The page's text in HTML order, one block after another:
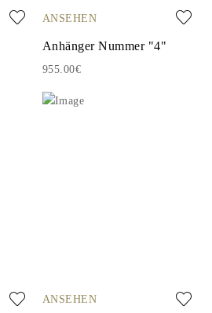
ANSEHEN
Anhänger Nummer "4"
955.00€
ANSEHEN